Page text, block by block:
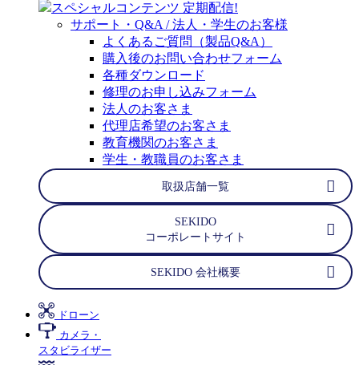
スペシャルコンテンツ 定期配信!
サポート・Q&A / 法人・学生のお客様
よくあるご質問（製品Q&A）
購入後のお問い合わせフォーム
各種ダウンロード
修理のお申し込みフォーム
法人のお客さま
代理店希望のお客さま
教育機関のお客さま
学生・教職員のお客さま
取扱店舗一覧
SEKIDO
コーポレートサイト
SEKIDO 会社概要
ドローン
カメラ・
スタビライザー